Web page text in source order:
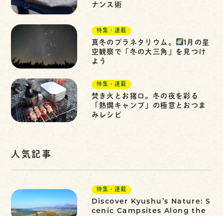
ナンス術
特集・連載
真冬のプラネタリウム。
1月の星
空観察で「冬の大三角」を見つけ
よう
特集・連載
焚き火とお猪口。冬の夜を彩る
「熱燗キャンプ」の極意とおつま
みレシピ
人気記事
特集・連載
Discover Kyushu’s Nature: S
cenic Campsites Along the